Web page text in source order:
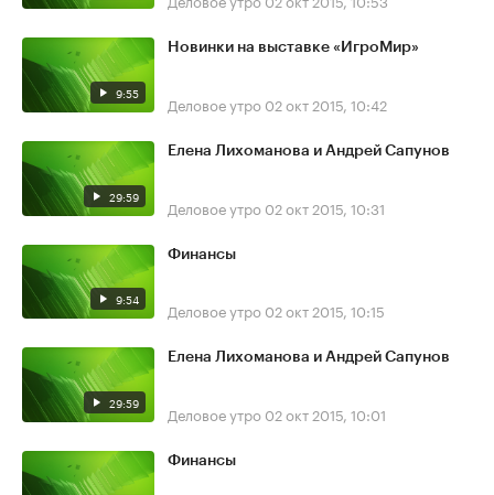
9:55
Новинки на выставке «ИгроМир»
Деловое утро 02 окт 2015, 10:42
29:59
Елена Лихоманова и Андрей Сапунов
Деловое утро 02 окт 2015, 10:31
9:54
Финансы
Деловое утро 02 окт 2015, 10:15
29:59
Елена Лихоманова и Андрей Сапунов
Деловое утро 02 окт 2015, 10:01
Финансы